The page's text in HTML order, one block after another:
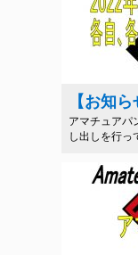
【お知
アマチュアパ
し出しを行